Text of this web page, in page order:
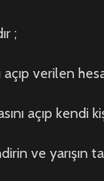
;
verilen
açıp kendi
ve yarışın